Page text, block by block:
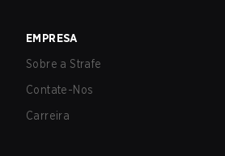
EMPRESA
Sobre a Strafe
Contate-Nos
Carreira